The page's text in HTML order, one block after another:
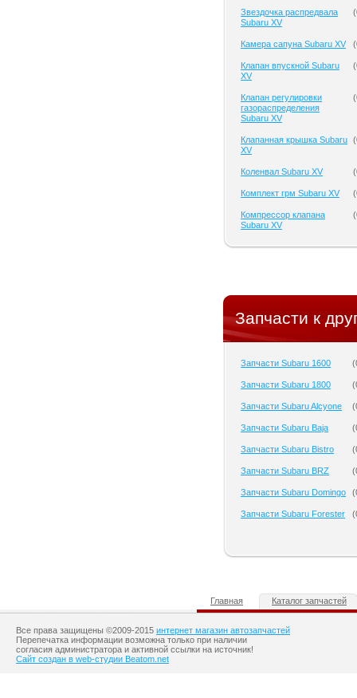
Звездочка распредвала
Subaru XV
(
Камера сапуна Subaru XV (
Клапан впускной Subaru
XV
(
Клапан регулировки
газораспределения
Subaru XV
(
Клапанная крышка Subaru
XV
(
Коленвал Subaru XV (
Комплект грм Subaru XV (
Компрессор клапана
Subaru XV
(
Запчасти к
Запчасти Subaru 1600 (
Запчасти Subaru 1800 (
Запчасти Subaru Alcyone (
Запчасти Subaru Baja (
Запчасти Subaru Bistro (
Запчасти Subaru BRZ (
Запчасти Subaru Domingo (
Запчасти Subaru Forester (
Главная Каталог запчастей
Все права защищены ©2009-2015 интернет магазин автозапчастей
Перепечатка информации возможна только при наличии
согласия администратора и активной ссылки на источник!
Сайт создан в web-студии Beatom.net